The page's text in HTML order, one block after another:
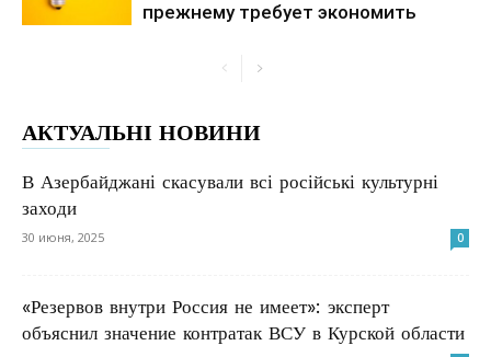
прежнему требует экономить
АКТУАЛЬНІ НОВИНИ
В Азербайджані скасували всі російські культурні
заходи
30 июня, 2025 0
«Резервов внутри Россия не имеет»: эксперт
объяснил значение контратак ВСУ в Курской области